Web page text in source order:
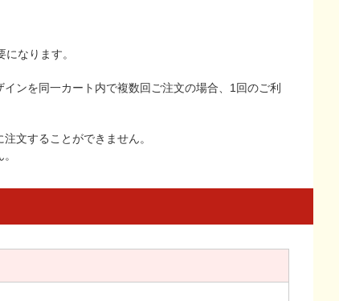
なります。
ンを同一カート内で複数回ご注文の場合、1回のご利
文することができません。